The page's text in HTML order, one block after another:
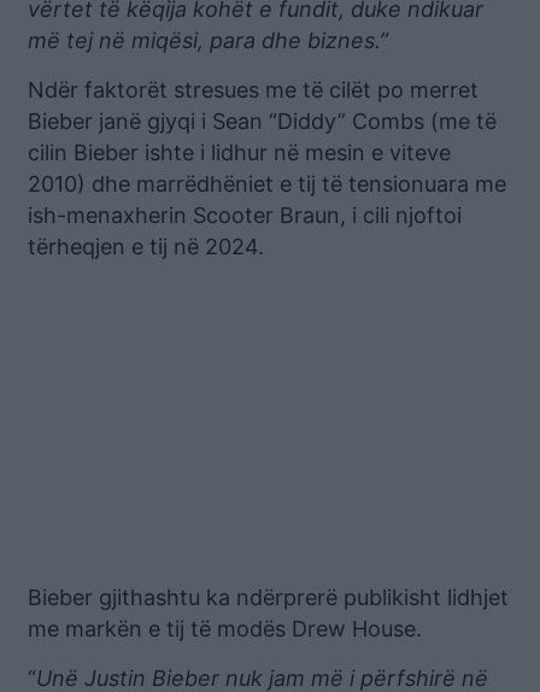
vërtet të këqija kohët e fundit, duke ndikuar
më tej në miqësi, para dhe biznes.”
Ndër faktorët stresues me të cilët po merret
Bieber janë gjyqi i Sean “Diddy” Combs (me të
cilin Bieber ishte i lidhur në mesin e viteve
2010) dhe marrëdhëniet e tij të tensionuara me
ish-menaxherin Scooter Braun, i cili njoftoi
tërheqjen e tij në 2024.
Bieber gjithashtu ka ndërprerë publikisht lidhjet
me markën e tij të modës Drew House.
“Unë Justin Bieber nuk jam më i përfshirë në